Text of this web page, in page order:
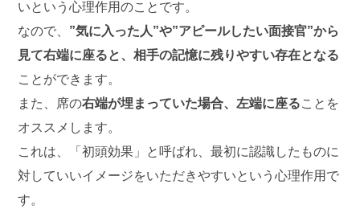
いという心理作用のことです。
なので、 ”気に入った人”や”アピールしたい面接官”から
見て右端に座ると、相手の記憶に残りやすい存在となる
ことができます。
また、席の右端が埋まっていた場合、左端に座ることを
オススメします。
これは、「初頭効果」と呼ばれ、最初に認識したものに
対していいイメージをいただきやすいという心理作用で
す。